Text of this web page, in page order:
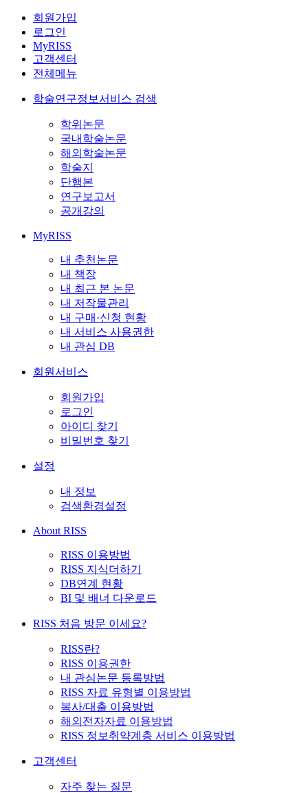
회원가입
로그인
MyRISS
고객센터
전체메뉴
학술연구정보서비스 검색
학위논문
국내학술논문
해외학술논문
학술지
단행본
연구보고서
공개강의
MyRISS
내 추천논문
내 책장
내 최근 본 논문
내 저작물관리
내 구매·신청 현황
내 서비스 사용권한
내 관심 DB
회원서비스
회원가입
로그인
아이디 찾기
비밀번호 찾기
설정
내 정보
검색환경설정
About RISS
RISS 이용방법
RISS 지식더하기
DB연계 현황
BI 및 배너 다운로드
RISS 처음 방문 이세요?
RISS란?
RISS 이용권한
내 관심논문 등록방법
RISS 자료 유형별 이용방법
복사/대출 이용방법
해외전자자료 이용방법
RISS 정보취약계층 서비스 이용방법
고객센터
자주 찾는 질문